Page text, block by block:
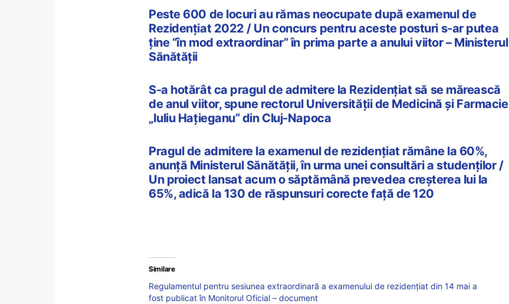
Peste 600 de locuri au rămas neocupate după examenul de
Rezidențiat 2022 / Un concurs pentru aceste posturi s-ar putea
ține “în mod extraordinar” în prima parte a anului viitor – Ministerul
Sănătății
S-a hotărât ca pragul de admitere la Rezidențiat să se mărească
de anul viitor, spune rectorul Universității de Medicină și Farmacie
„Iuliu Hațieganu” din Cluj-Napoca
Pragul de admitere la examenul de rezidențiat rămâne la 60%,
anunță Ministerul Sănătății, în urma unei consultări a studenților /
Un proiect lansat acum o săptămână prevedea creșterea lui la
65%, adică la 130 de răspunsuri corecte față de 120
Similare
Regulamentul pentru sesiunea extraordinară a examenului de rezidențiat din 14 mai a
fost publicat în Monitorul Oficial – document